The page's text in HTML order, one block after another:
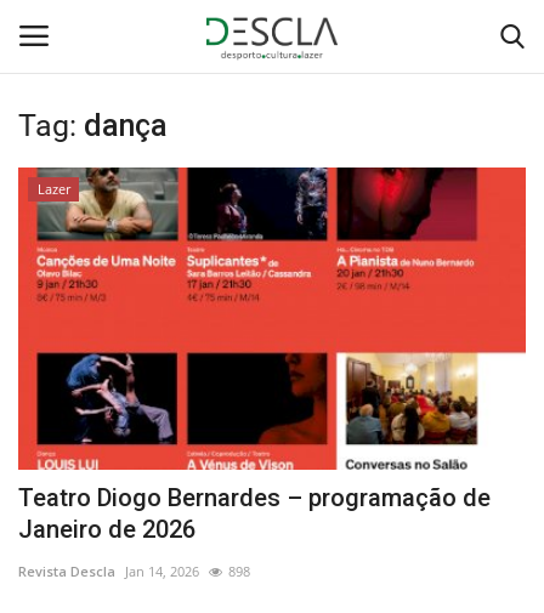
Login
Home
...by Descla
Contactos
Sobre Nós
Educação
Estatuto Editorial
Tag: dança
Lazer
Teatro Diogo Bernardes – programação de
Janeiro de 2026
Revista Descla Jan 14, 2026 898